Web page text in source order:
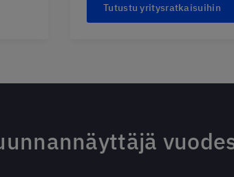
Tutustu yritysratkaisuihin